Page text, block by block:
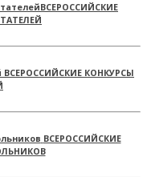
ВСЕРОССИЙСКИЕ
ВСЕРОССИЙСКИЕ КОНКУРСЫ
ВСЕРОССИЙСКИЕ